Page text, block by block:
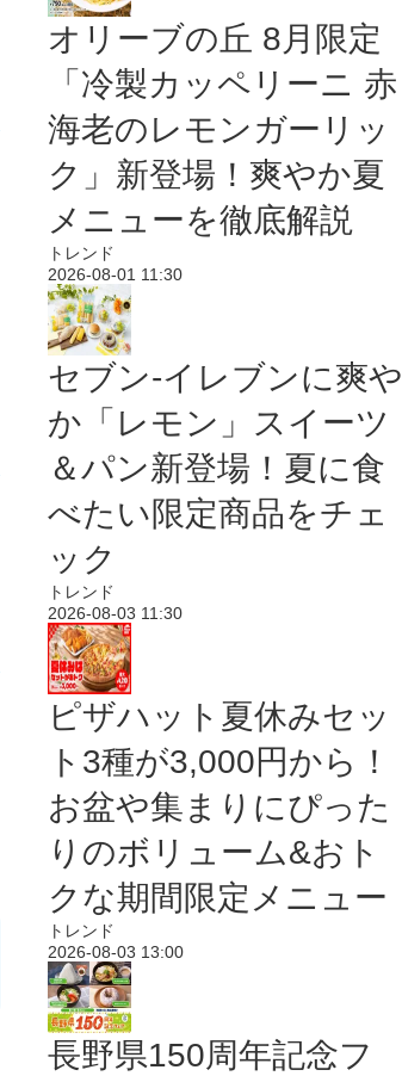
オリーブの丘 8月限定
「冷製カッペリーニ 赤
海老のレモンガーリッ
ク」新登場！爽やか夏
メニューを徹底解説
トレンド
2026-08-01 11:30
セブン‐イレブンに爽や
か「レモン」スイーツ
＆パン新登場！夏に食
べたい限定商品をチェ
ック
トレンド
2026-08-03 11:30
ピザハット夏休みセッ
ト3種が3,000円から！
お盆や集まりにぴった
りのボリューム&おト
クな期間限定メニュー
トレンド
2026-08-03 13:00
長野県150周年記念フ